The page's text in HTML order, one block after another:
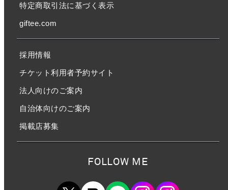
特定商取引法に基づく表示
giftee.com
採用情報
チケット利用者予約サイト
法人向けのご案内
自治体向けのご案内
掲載店募集
FOLLOW ME